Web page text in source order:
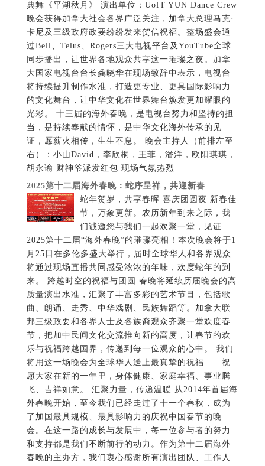
典舞《平湖秋月》 演出单位：UofT YUN Dance Crew
晚会获得加拿大社会各界广泛关注，加拿大总理马克·
卡尼及三级政府政要纷纷发来贺信祝福。整场盛会通
过Bell、Telus、Rogers三大电视平台及YouTube全球
同步播出，让世界各地观众共享这一璀璨之夜。加拿
大国家电视台台长龚晓华在现场致辞中表示，电视台
将持续提升制作水准，打造更专业、更具国际影响力
的文化舞台，让中华文化在世界舞台焕发更加耀眼的
光彩。 十三届的海外春晚，是电视台努力和坚持的担
当，是持续奉献的情怀，是中华文化海外传承的见
证，愿薪火相传，生生不息。 晚会主持人（前排左至
右）：小山David，李欣桐，王菲，潘洋，欧阳琪琪，
胡永谕 财神爷派发红包 现场气氛热烈
2025第十二届海外春晚：蛇序呈祥，共迎新春
蛇年贺岁，共享春晖 喜庆团圆夜 新春佳
节，万象更新。农历新年到来之际，我
们诚邀您与我们一起欢聚一堂，见证
2025第十二届“海外春晚”的璀璨亮相！本次晚会将于1
月25日在多伦多盛大举行，届时全球华人和各界观众
将通过现场直播共同感受浓浓的年味，欢度蛇年的到
来。 跨越时空的祝福与团圆 春晚将延续历届晚会的高
质量演出水准，汇聚了丰富多彩的艺术节目，包括歌
曲、朗诵、走秀、中华戏剧、民族舞蹈等。加拿大联
邦三级政要和各界人士及各族裔观众齐聚一堂欢度春
节，把加中民间文化交流推向新的高度，让春节的欢
乐与祝福跨越国界，传递到每一位观众的心中。 我们
将用这一场晚会为全球华人送上最真挚的祝福——祝
愿大家在新的一年里，身体健康、家庭幸福、事业腾
飞、吉祥如意。 汇聚力量，传递温暖 从2014年首届海
外春晚开始，至今我们已经走过了十一个春秋，成为
了加国最具规模、最具影响力的庆祝中国春节的晚
会。在这一路的成长与发展中，每一位参与者的努力
和支持都是我们不断前行的动力。作为第十二届海外
春晚的主办方，我们衷心感谢所有演出团队、工作人